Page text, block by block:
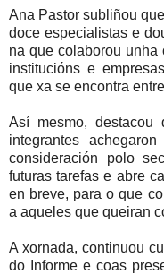
Ana Pastor subliñou
doce especialistas e
na que colaborou unha
institucións e
que xa se encontra
Así mesmo,
integrantes
consideración polo
futuras tarefas e abre
en breve, para o que
a aqueles que queiran
A xornada, continuou
do Informe e coas